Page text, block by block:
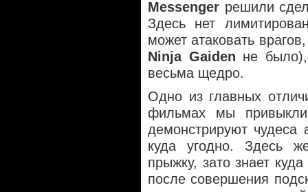
Messenger решили
Здесь нет
может атаковать
Ninja Gaiden не было),
весьма щедро.
Одно из главных
фильмах мы привыкли
демонстрируют чудеса
куда угодно. Здесь
прыжку, зато знает
после совершения